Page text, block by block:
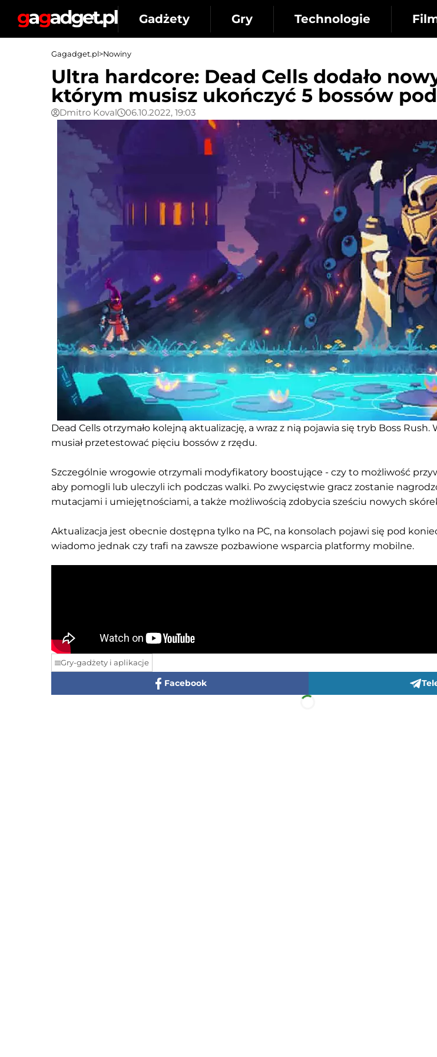
Gadżety Gry Technologie
Gagadget.pl>Nowiny
Ultra hardcore: Dead Cells dodało
którym musisz ukończyć 5 bossów
Dmitro Koval 06.10.2022, 19:03
Dead Cells otrzymało kolejną aktualizację, a wraz z nią pojawia się tryb Boss
musiał przetestować pięciu bossów z rzędu.
Szczególnie wrogowie otrzymali modyfikatory boostujące - czy to możliwość
aby pomogli lub uleczyli ich podczas walki. Po zwycięstwie gracz zostanie
mutacjami i umiejętnościami, a także możliwością zdobycia sześciu nowych
Aktualizacja jest obecnie dostępna tylko na PC, na konsolach pojawi się pod
wiadomo jednak czy trafi na zawsze pozbawione wsparcia platformy mobilne.
Gry-gadżety i aplikacje
Facebook